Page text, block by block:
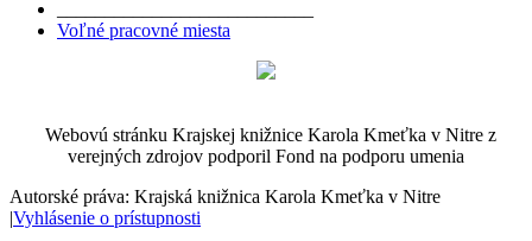
Voľné pracovné miesta
Webovú stránku Krajskej knižnice Karola Kmeťka v Nitre z
verejných zdrojov podporil Fond na podporu umenia
Autorské práva: Krajská knižnica Karola Kmeťka v Nitre
|Vyhlásenie o prístupnosti